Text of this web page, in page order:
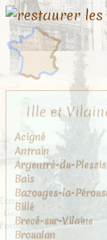
Ille et Vilaine
Acigné
Antrain
Argentré-du-Plessis
Bais
Bazouges-la-Pérouse
Billé
Brecé-sur-Vilaine
Broualan